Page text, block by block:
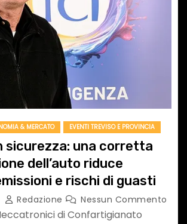
& MERCATO EVENTI TREVISO E PROVINCIA
sicurezza: una corretta
dell’auto riduce
e rischi di guasti
Redazione Nessun Commento
di Confartigianato